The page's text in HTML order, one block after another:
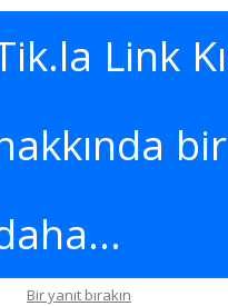
Link
Bir yanıt bırakın